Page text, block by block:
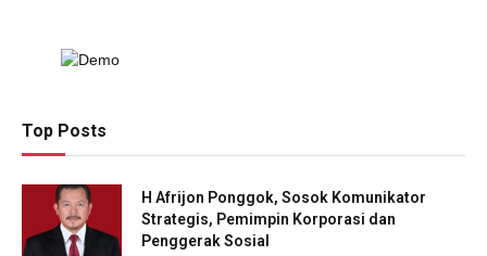
Top Posts
H Afrijon Ponggok, Sosok Komunikator
Strategis, Pemimpin Korporasi dan
Penggerak Sosial